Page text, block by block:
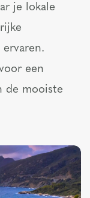
je lokale
een
de mooiste